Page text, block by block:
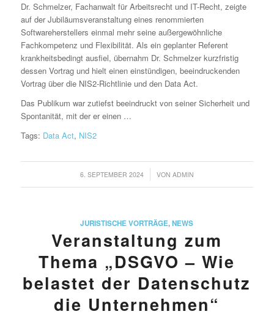
Dr. Schmelzer, Fachanwalt für Arbeitsrecht und IT-Recht, zeigte
auf der Jubiläumsveranstaltung eines renommierten
Softwareherstellers einmal mehr seine außergewöhnliche
Fachkompetenz und Flexibilität. Als ein geplanter Referent
krankheitsbedingt ausfiel, übernahm Dr. Schmelzer kurzfristig
dessen Vortrag und hielt einen einstündigen, beeindruckenden
Vortrag über die NIS2-Richtlinie und den Data Act.
Das Publikum war zutiefst beeindruckt von seiner Sicherheit und
Spontanität, mit der er einen …
Tags: Data Act, NIS2
6. SEPTEMBER 2024
/ VON ADMIN
JURISTISCHE VORTRÄGE,NEWS
Veranstaltung zum
Thema „DSGVO – Wie
belastet der Datenschutz
die Unternehmen“